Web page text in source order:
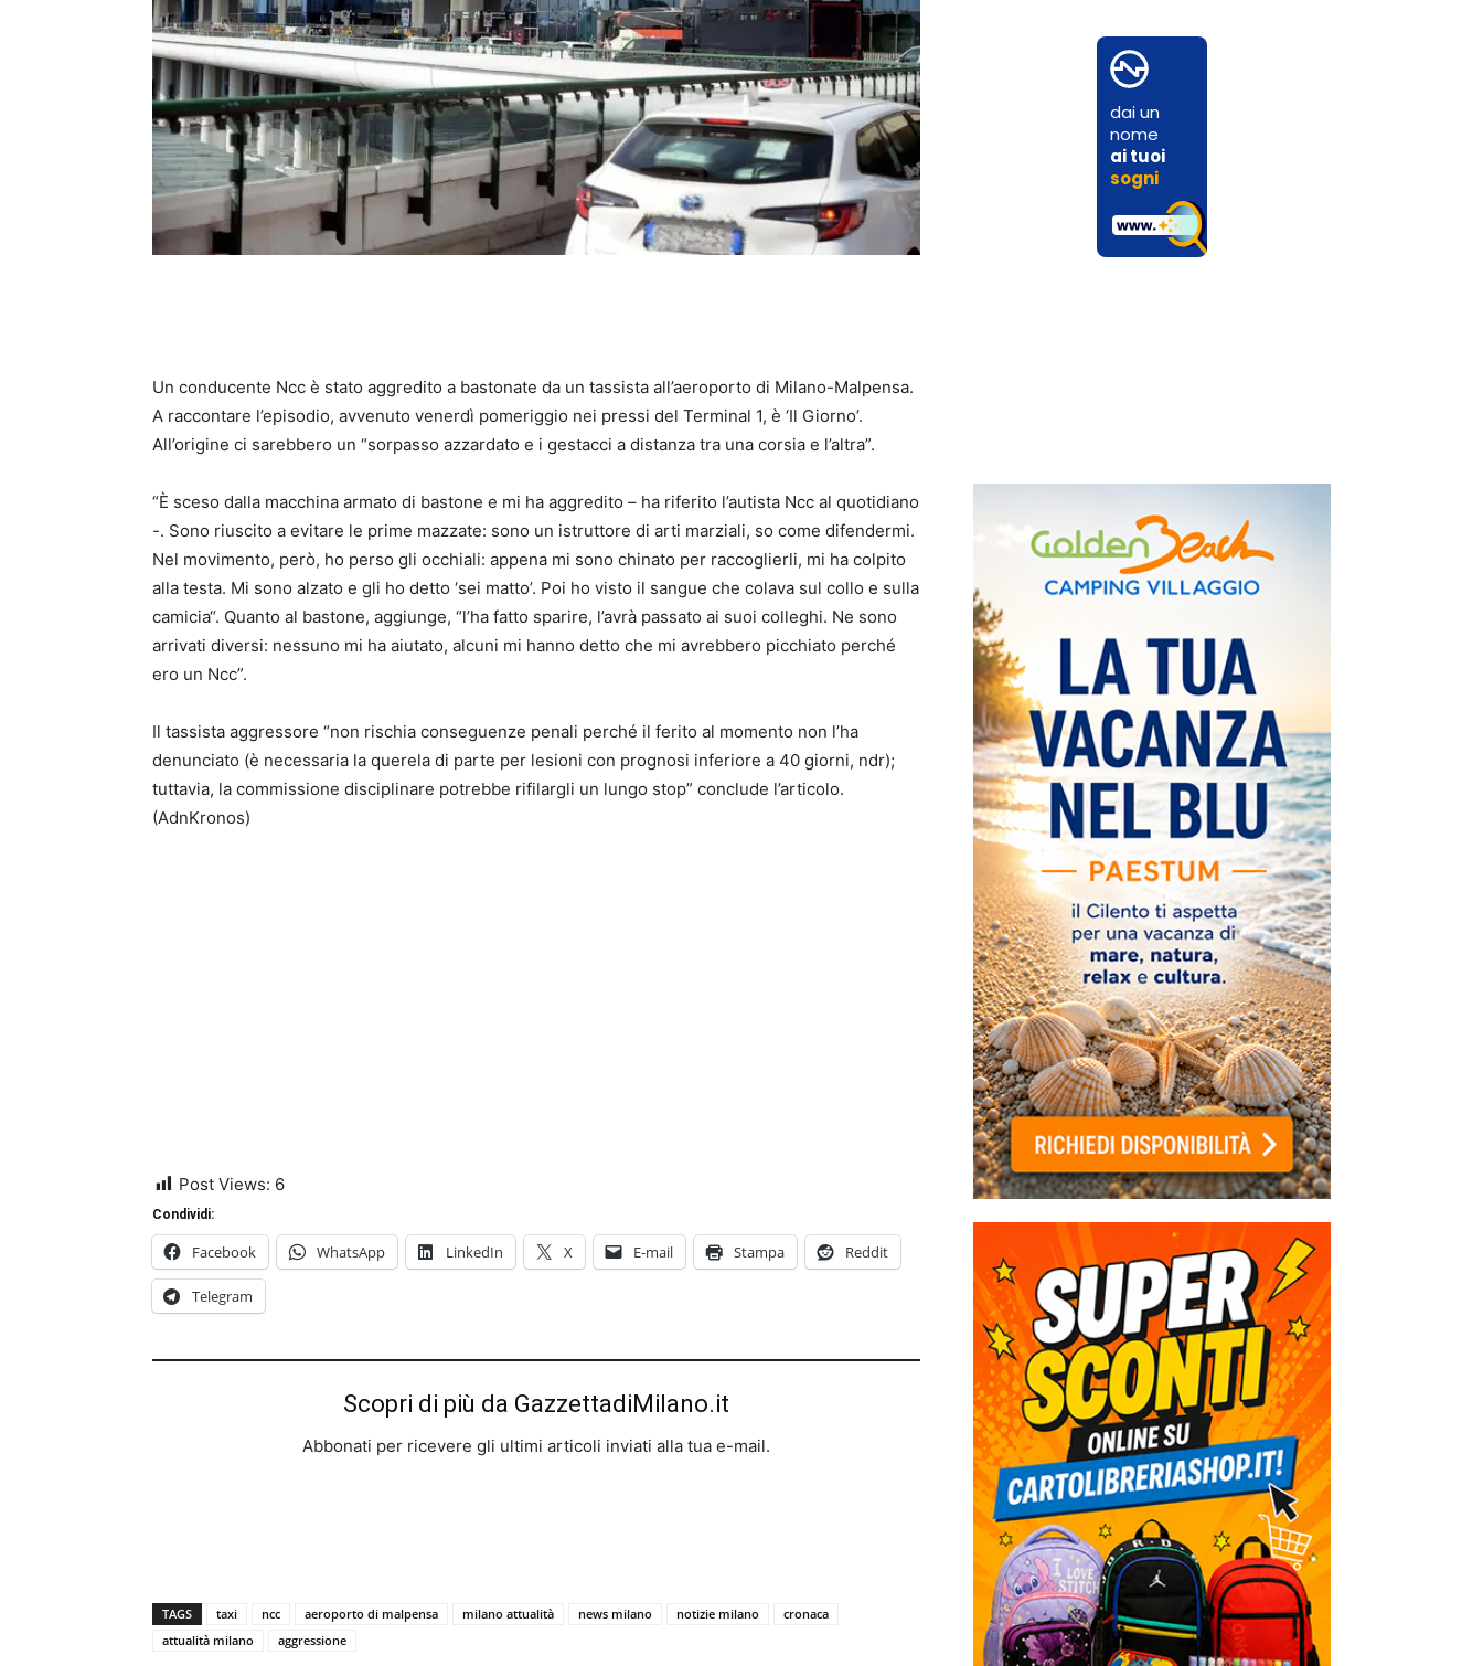
Un conducente Ncc è stato aggredito a bastonate da un tassista all’aeroporto di Milano-Malpensa.
A raccontare l’episodio, avvenuto venerdì pomeriggio nei pressi del Terminal 1, è ‘Il Giorno’.
All’origine ci sarebbero un “sorpasso azzardato e i gestacci a distanza tra una corsia e l’altra”.
“È sceso dalla macchina armato di bastone e mi ha aggredito – ha riferito l’autista Ncc al quotidiano
-. Sono riuscito a evitare le prime mazzate: sono un istruttore di arti marziali, so come difendermi.
Nel movimento, però, ho perso gli occhiali: appena mi sono chinato per raccoglierli, mi ha colpito
alla testa. Mi sono alzato e gli ho detto ‘sei matto’. Poi ho visto il sangue che colava sul collo e sulla
camicia“. Quanto al bastone, aggiunge, “l’ha fatto sparire, l’avrà passato ai suoi colleghi. Ne sono
arrivati diversi: nessuno mi ha aiutato, alcuni mi hanno detto che mi avrebbero picchiato perché
ero un Ncc”.
Il tassista aggressore “non rischia conseguenze penali perché il ferito al momento non l’ha
denunciato (è necessaria la querela di parte per lesioni con prognosi inferiore a 40 giorni, ndr);
tuttavia, la commissione disciplinare potrebbe rifilargli un lungo stop” conclude l’articolo.
(AdnKronos)
Post Views: 6
Condividi:
Facebook WhatsApp LinkedIn X E-mail Stampa Reddit
Telegram
Scopri di più da GazzettadiMilano.it
Abbonati per ricevere gli ultimi articoli inviati alla tua e-mail.
TAGS taxi ncc aeroporto di malpensa milano attualità news milano notizie milano
cronaca
attualità milano
aggressione